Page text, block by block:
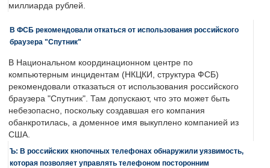
миллиарда рублей.
В ФСБ рекомендовали откаться от использования российского
браузера "Спутник"
В Национальном координационном центре по
компьютерным инцидентам (НКЦКИ, структура ФСБ)
рекомендовали отказаться от использования российского
браузера "Спутник". Там допускают, что это может быть
небезопасно, поскольку создавшая его компания
обанкротилась, а доменное имя выкуплено компанией из
США.
Ъ: В российских кнопочных телефонах обнаружили уязвимость,
которая позволяет управлять телефоном посторонним